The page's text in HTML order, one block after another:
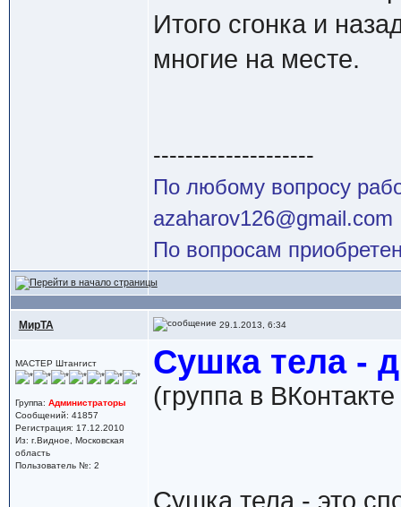
Итого сгонка и
многие на месте.
--------------------
По любому вопросу
azaharov126@gmail.com
По вопросам
МирТА 29.1.2013, 6:34
МАСТЕР Штангист
Группа: Администраторы
Сообщений: 41857
Регистрация: 17.12.2010
Из: г.Видное, Московская
область
Пользователь №: 2
Сушка тела -
(группа в
Cушка тела - это